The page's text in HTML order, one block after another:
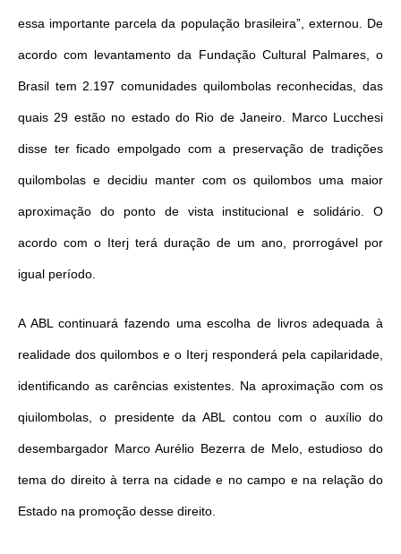
essa importante parcela da população brasileira”, externou. De
acordo com levantamento da Fundação Cultural Palmares, o
Brasil tem 2.197 comunidades quilombolas reconhecidas, das
quais 29 estão no estado do Rio de Janeiro. Marco Lucchesi
disse ter ficado empolgado com a preservação de tradições
quilombolas e decidiu manter com os quilombos uma maior
aproximação do ponto de vista institucional e solidário. O
acordo com o Iterj terá duração de um ano, prorrogável por
igual período.
A ABL continuará fazendo uma escolha de livros adequada à
realidade dos quilombos e o Iterj responderá pela capilaridade,
identificando as carências existentes. Na aproximação com os
qiuilombolas, o presidente da ABL contou com o auxílio do
desembargador Marco Aurélio Bezerra de Melo, estudioso do
tema do direito à terra na cidade e no campo e na relação do
Estado na promoção desse direito.